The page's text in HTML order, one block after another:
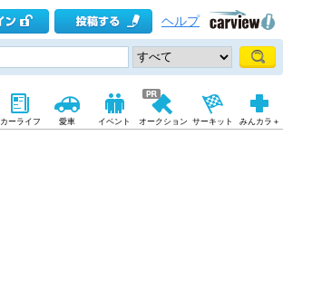
ヘルプ
カーライフ 愛車 イベント オークション サーキット みんカラ＋